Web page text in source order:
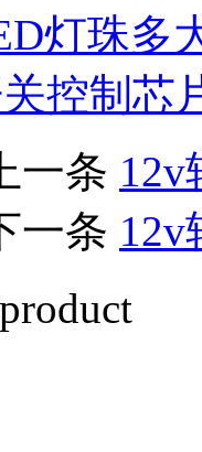
灯珠多
控制芯
上一条 12v
一条 12v